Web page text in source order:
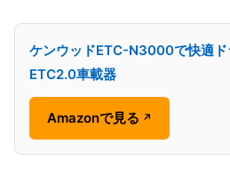
ケンウッドETC-N3000で快適
ETC2.0車載器
Amazonで見る ↗